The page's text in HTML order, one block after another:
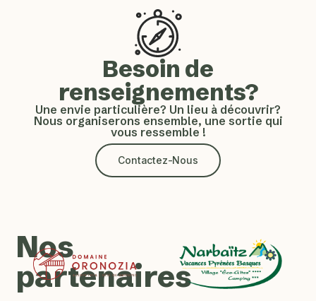
Besoin de
renseignements?
Une envie particulière? Un lieu à découvrir?
Nous organiserons ensemble, une sortie qui
vous ressemble !
Contactez-Nous
Nos
partenaires